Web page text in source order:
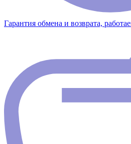
Гарантия обмена и возврата,